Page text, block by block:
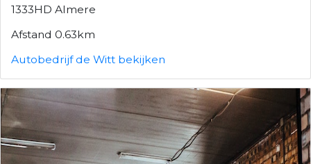
1333HD Almere
Afstand 0.63km
Autobedrijf de Witt bekijken